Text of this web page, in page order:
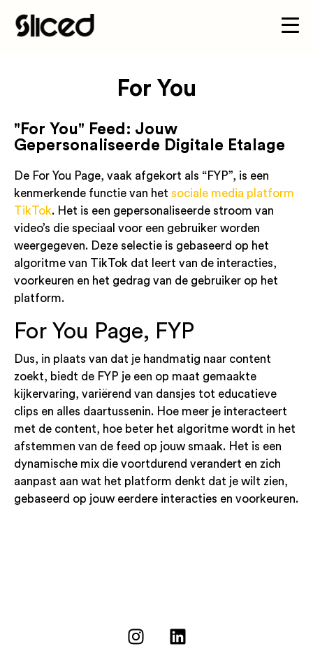
For You
"For You" Feed: Jouw
Gepersonaliseerde Digitale Etalage
De For You Page, vaak afgekort als “FYP”, is een
kenmerkende functie van het sociale media platform
TikTok. Het is een gepersonaliseerde stroom van
video’s die speciaal voor een gebruiker worden
weergegeven. Deze selectie is gebaseerd op het
algoritme van TikTok dat leert van de interacties,
voorkeuren en het gedrag van de gebruiker op het
platform.
For You Page, FYP
Dus, in plaats van dat je handmatig naar content
zoekt, biedt de FYP je een op maat gemaakte
kijkervaring, variërend van dansjes tot educatieve
clips en alles daartussenin. Hoe meer je interacteert
met de content, hoe beter het algoritme wordt in het
afstemmen van de feed op jouw smaak. Het is een
dynamische mix die voortdurend verandert en zich
aanpast aan wat het platform denkt dat je wilt zien,
gebaseerd op jouw eerdere interacties en voorkeuren.